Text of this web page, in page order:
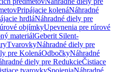
Pripájacie kolenáNáhradné
hrdláNáhradné diely pre
objímkyUpevnenia pre rúrové
materiálGeberit Silent-
TvarovkyNáhradné diely pre
pre KolenáOdbočkyNáhradné
diely pre RedukcieČistiace
tvarovkySpojeniaNáhradné